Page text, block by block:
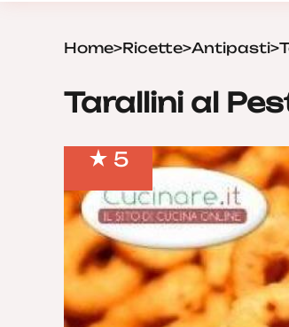
Home>Ricette>Antipasti>
Tarallini al
5